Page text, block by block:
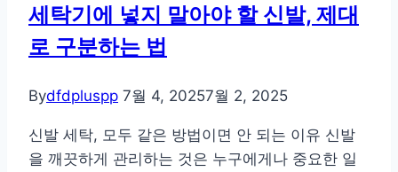
무
신
과
의
세탁기에 넣지 말아야 할 신발, 제대
로 구분하는 법
Bydfdpluspp 7월 4, 20257월 2, 2025
신발 세탁, 모두 같은 방법이면 안 되는 이유 신발
을 깨끗하게 관리하는 것은 누구에게나 중요한 일